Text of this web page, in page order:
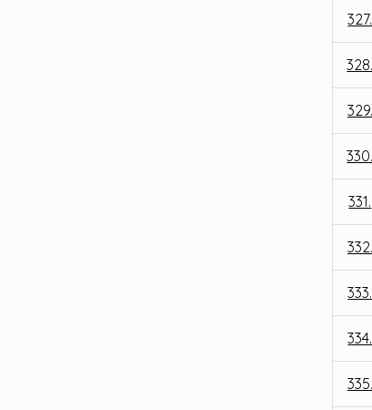
327.
328.
329.
330.
331.
332.
333.
334.
335.